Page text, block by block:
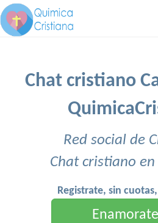
Chat cristiano
Red social de
Chat cristiano en
Registrate, sin